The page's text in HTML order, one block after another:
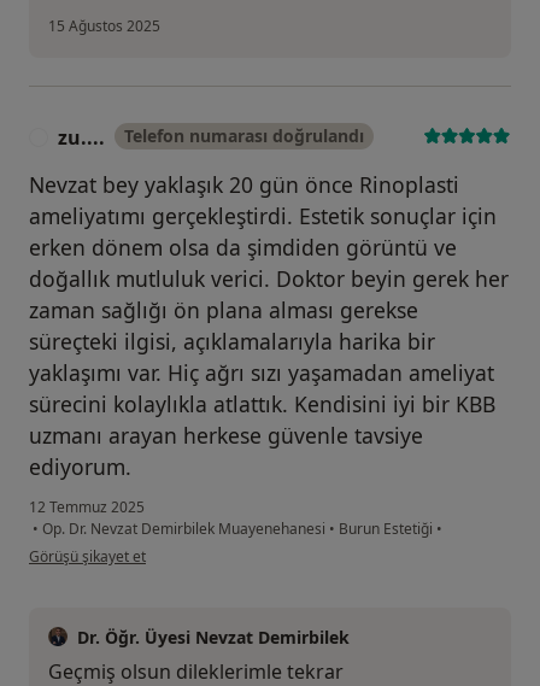
15 Ağustos 2025
zu.... Telefon numarası doğrulandı
Nevzat bey yaklaşık 20 gün önce Rinoplasti
ameliyatımı gerçekleştirdi. Estetik sonuçlar için
erken dönem olsa da şimdiden görüntü ve
doğallık mutluluk verici. Doktor beyin gerek her
zaman sağlığı ön plana alması gerekse
süreçteki ilgisi, açıklamalarıyla harika bir
yaklaşımı var. Hiç ağrı sızı yaşamadan ameliyat
sürecini kolaylıkla atlattık. Kendisini iyi bir KBB
uzmanı arayan herkese güvenle tavsiye
ediyorum.
12 Temmuz 2025
• Op. Dr. Nevzat Demirbilek Muayenehanesi • Burun Estetiği •
kullanıcının görüşüne göre zu....
Görüşü şikayet et
Dr. Öğr. Üyesi Nevzat Demirbilek
Geçmiş olsun dileklerimle tekrar